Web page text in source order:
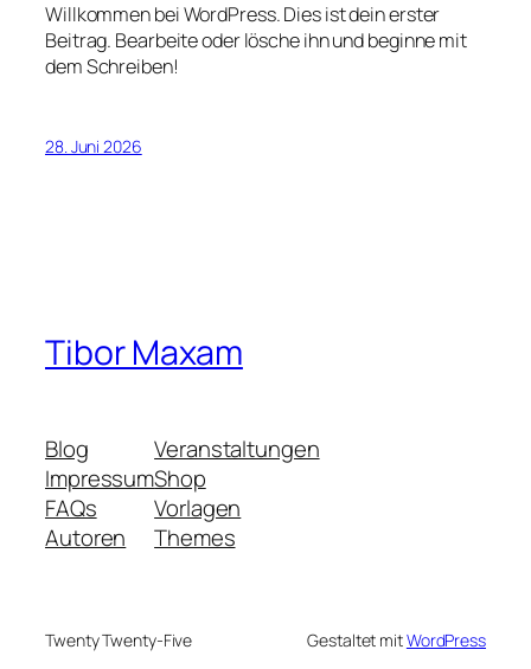
Willkommen bei WordPress. Dies ist dein erster
Beitrag. Bearbeite oder lösche ihn und beginne mit
dem Schreiben!
28. Juni 2026
Tibor Maxam
Blog
Impressum
FAQs
Autoren
Veranstaltungen
Shop
Vorlagen
Themes
Twenty Twenty-Five Gestaltet mitWordPress